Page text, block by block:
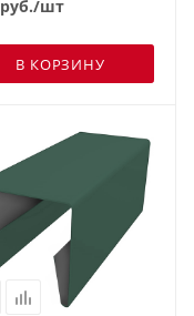
руб./шт
В КОРЗИНУ